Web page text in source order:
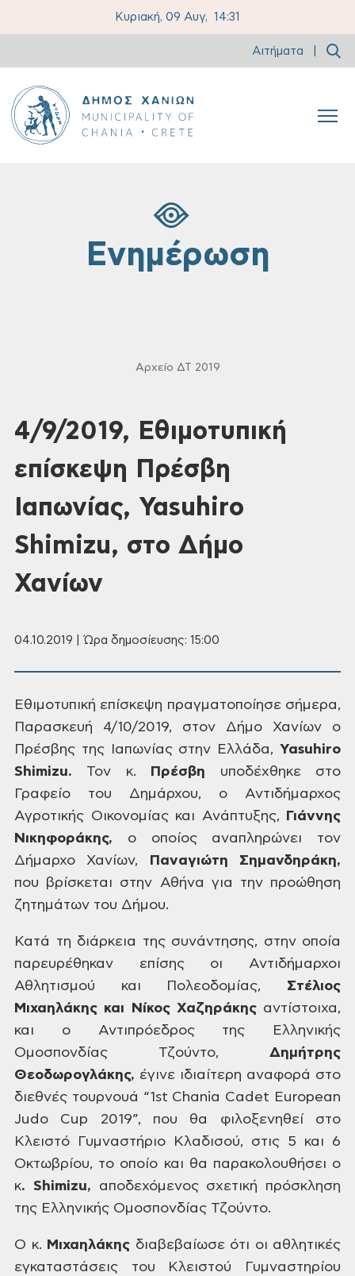
Κυριακή, 09 Αυγ, 14:31
Αιτήματα
Ενημέρωση
Αρχείο ΔΤ 2019
4/9/2019, Εθιμοτυπική
επίσκεψη Πρέσβη
Ιαπωνίας, Yasuhiro
Shimizu, στο Δήμο
Χανίων
04.10.2019 | Ώρα δημοσίευσης: 15:00
Εθιμοτυπική επίσκεψη πραγματοποίησε σήμερα,
Παρασκευή 4/10/2019, στον Δήμο Χανίων ο
Πρέσβης τηςΙαπωνίας στην Ελλάδα,Yasuhiro
Shimizu. Τον κ. Πρέσβη υποδέχθηκε στο
Γραφείο του Δημάρχου, ο Αντιδήμαρχος
Αγροτικής Οικονομίας και Ανάπτυξης, Γιάννης
Νικηφοράκης, οοποίος αναπληρώνει τον
Δήμαρχο Χανίων,
Παναγιώτη Σημανδηράκη,
που βρίσκεται στην Αθήνα για την προώθηση
ζητημάτων του Δήμου.
Κατά
τη διάρκεια της συνάντησης, στην οποία
παρευρέθηκαν επίσης οι Αντιδήμαρχοι
Αθλητισμού και Πολεοδομίας, Στέλιος
Μιχαηλάκης και Νίκος Χαζηράκηςαντίστοιχα,
και ο Αντιπρόεδρος της Ελληνικής
Ομοσπονδίας Τζούντο, Δημήτρης
Θεοδωρογλάκης, έγινε ιδιαίτερη αναφορά στο
διεθνές τουρνουά “1st Chania Cadet European
Judo Cup 2019”, που θα φιλοξενηθεί στο
Κλειστό Γυμναστήριο Κλαδισού, στις 5 και 6
Οκτωβρίου, το οποίο και θα παρακολουθήσει ο
κ. Shimizu, αποδεχόμενος σχετική πρόσκληση
της Ελληνικής Ομοσπονδίας Τζούντο.
O κ. Μιχαηλάκης διαβεβαίωσε ότι οι αθλητικές
εγκαταστάσεις του Κλειστού Γυμναστηρίου